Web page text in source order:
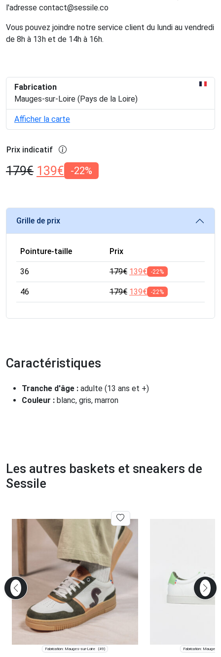
l'adresse contact@sessile.co
Vous pouvez joindre notre service client du lundi au vendredi
de 8h à 13h et de 14h à 16h.
Fabrication
Mauges-sur-Loire (Pays de la Loire)
Afficher la carte
Prix indicatif
179€ 139€ -22%
Grille de prix
Pointure-taille Prix
36 179€ 139€ -22%
46 179€ 139€ -22%
Caractéristiques
Tranche d'âge : adulte (13 ans et +)
Couleur : blanc, gris, marron
Les autres baskets et sneakers de
Sessile
Fabrication: Mauges-sur-Loire (49) Fabrication: Mauges-